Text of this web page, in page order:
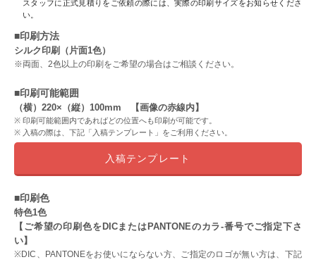
スタッフに正式見積りをご依頼の際には、実際の印刷サイズをお知らせくださ
い。
■印刷方法
シルク印刷（片面1色）
※両面、2色以上の印刷をご希望の場合はご相談ください。
■印刷可能範囲
（横）220×（縦）100mm 【画像の赤線内】
印刷可能範囲内であればどの位置へも印刷が可能です。
入稿の際は、下記「入稿テンプレート」をご利用ください。
入稿テンプレート
■印刷色
特色1色
【ご希望の印刷色をDICまたはPANTONEのカラ-番号でご指定下さ
い】
※DIC、PANTONEをお使いにならない方、ご指定のロゴが無い方は、下記